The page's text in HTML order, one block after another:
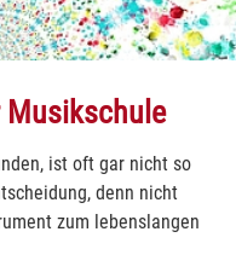
Musikschule
ist oft gar nicht so
denn nicht
zum lebenslangen